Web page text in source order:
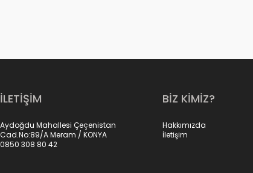
İLETİŞİM
Aydoğdu Mahallesi Çeçenistan
Cad.No:89/A Meram / KONYA
0850 308 80 42
BİZ KİMİZ?
Hakkımızda
İletişim